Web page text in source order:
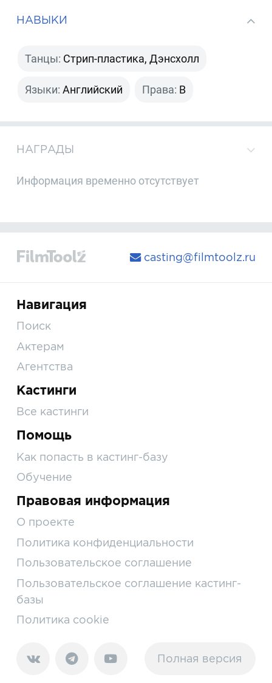
НАВЫКИ
Танцы: Стрип-пластика, Дэнсхолл
Языки: Английский Права: B
НАГРАДЫ
Информация временно отсутствует
casting@filmtoolz.ru
Навигация
Поиск
Актерам
Агентства
Кастинги
Все кастинги
Помощь
Как попасть в кастинг-базу
Обучение
Правовая информация
О проекте
Политика конфиденциальности
Пользовательское соглашение
Пользовательское соглашение кастинг-
базы
Политика cookie
Полная версия